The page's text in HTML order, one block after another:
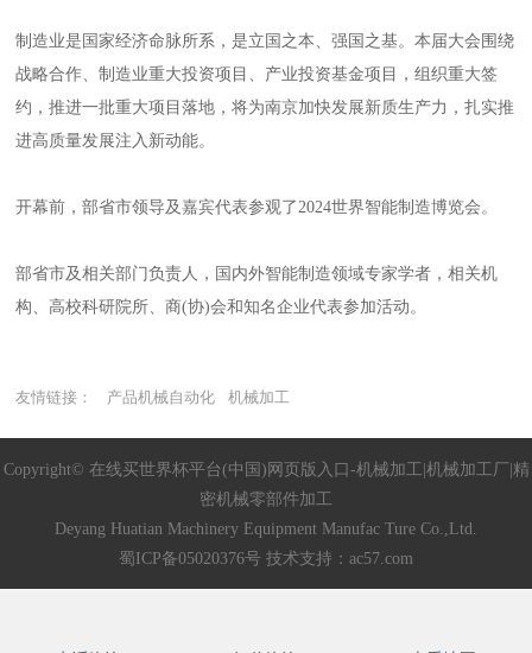
制造业是国家经济命脉所系，是立国之本、强国之基。本届大会围绕
战略合作、制造业重大投资项目、产业投资基金项目，组织重大签
约，推进一批重大项目落地，将为南京加快发展新质生产力，扎实推
进高质量发展注入新动能。
开幕前，部省市领导及嘉宾代表参观了2024世界智能制造博览会。
部省市及相关部门负责人，国内外智能制造领域专家学者，相关机
构、高校科研院所、商(协)会和知名企业代表参加活动。
友情链接： 产品机械自动化 机械加工
Copyright© 在线买世界杯平台(中国)网页版入口-机械加工|机械加工厂|精
密机械零部件加工
Deyang Huatian Machinery Equipment Manufac Ture Co.,Ltd.
蜀ICP备05020376号 技术支持： ac57.com